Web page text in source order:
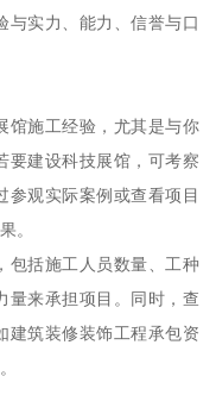
与实力、能力、信誉与口
馆施工经验，尤其是与你
要建设科技展馆，可考察
参观实际案例或查看项目
。
包括施工人员数量、工种
量来承担项目。同时，查
建筑装修装饰工程承包资